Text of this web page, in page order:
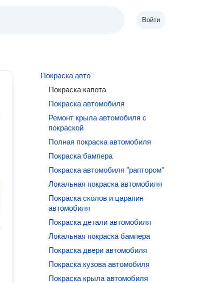
Войти
Покраска авто
Покраска капота
Покраска автомобиля
Ремонт крыла автомобиля с
покраской
Полная покраска автомобиля
Покраска бампера
Покраска автомобиля "раптором"
Локальная покраска автомобиля
Покраска сколов и царапин
автомобиля
Покраска детали автомобиля
Локальная покраска бампера
Покраска двери автомобиля
Покраска кузова автомобиля
Покраска крыла автомобиля